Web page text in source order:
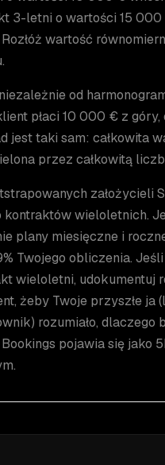
3-letni o wartości 15
wartość
od
płaci 10 000 € z
jest taki sam: całkowita
przez całkowitą
założycieli
kontraktów wieloletnich.
plany miesięczne i
Twojego obliczenia.
wieloletni, udokumentuj
żeby Twoje przyszłe ja
rozumiało, dlaczego
pojawia się jako